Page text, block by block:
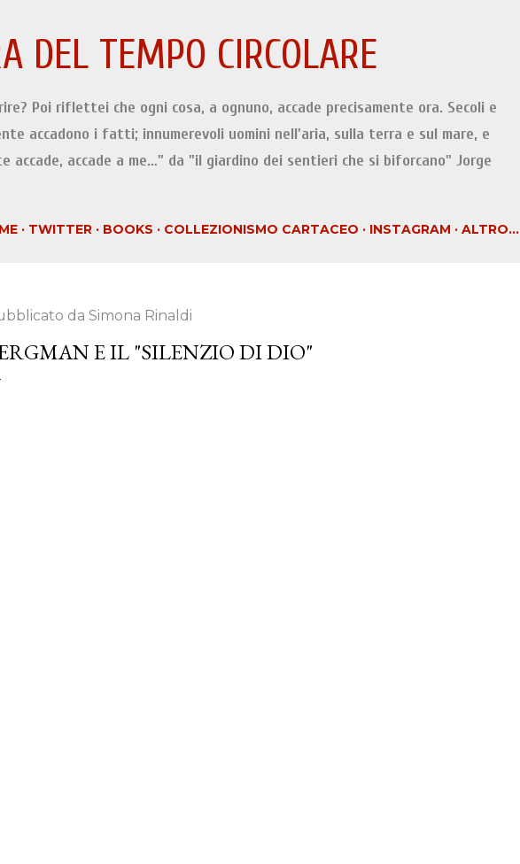
DEL TEMPO CIRCOLARE
Poi riflettei che ogni cosa, a ognuno, accade precisamente ora. Secoli e
accadono i fatti; innumerevoli uomini nell'aria, sulla terra e sul mare, e
accade, accade a me…" da "il giardino dei sentieri che si biforcano" Jorge
TWITTER BOOKS COLLEZIONISMO CARTACEO INSTAGRAM ALTRO…
da Simona Rinaldi
E IL "SILENZIO DI DIO"